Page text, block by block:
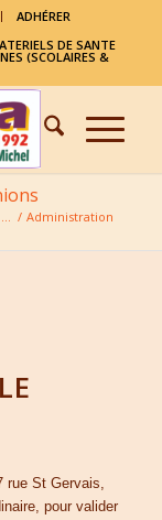
ADHÉRER
DE SANTE
(SCOLAIRES &
… / Administration
rue St Gervais,
pour valider